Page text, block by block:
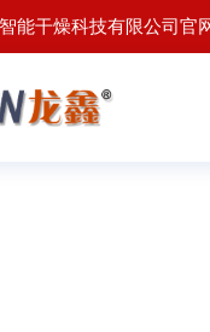
能干燥科技有限公司官